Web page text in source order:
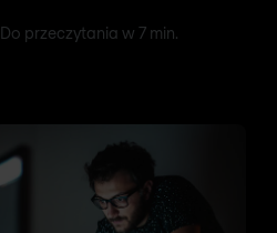
Do przeczytania w 7 min.